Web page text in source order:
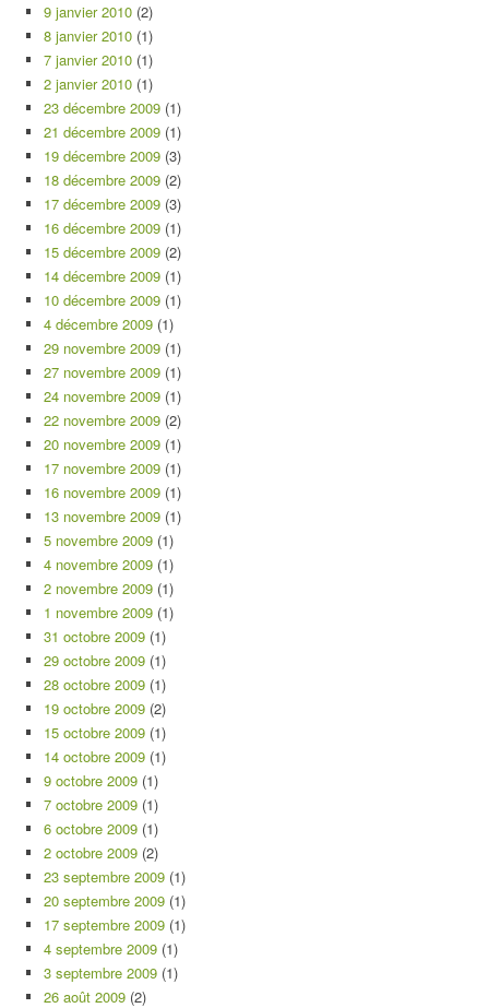
9 janvier 2010 (2)
8 janvier 2010 (1)
7 janvier 2010 (1)
2 janvier 2010 (1)
23 décembre 2009 (1)
21 décembre 2009 (1)
19 décembre 2009 (3)
18 décembre 2009 (2)
17 décembre 2009 (3)
16 décembre 2009 (1)
15 décembre 2009 (2)
14 décembre 2009 (1)
10 décembre 2009 (1)
4 décembre 2009 (1)
29 novembre 2009 (1)
27 novembre 2009 (1)
24 novembre 2009 (1)
22 novembre 2009 (2)
20 novembre 2009 (1)
17 novembre 2009 (1)
16 novembre 2009 (1)
13 novembre 2009 (1)
5 novembre 2009 (1)
4 novembre 2009 (1)
2 novembre 2009 (1)
1 novembre 2009 (1)
31 octobre 2009 (1)
29 octobre 2009 (1)
28 octobre 2009 (1)
19 octobre 2009 (2)
15 octobre 2009 (1)
14 octobre 2009 (1)
9 octobre 2009 (1)
7 octobre 2009 (1)
6 octobre 2009 (1)
2 octobre 2009 (2)
23 septembre 2009 (1)
20 septembre 2009 (1)
17 septembre 2009 (1)
4 septembre 2009 (1)
3 septembre 2009 (1)
26 août 2009 (2)